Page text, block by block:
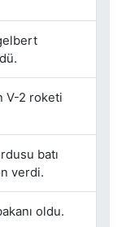
V-2 roketi
batı
verdi.
oldu.